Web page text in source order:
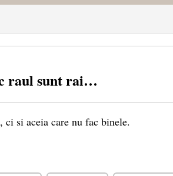
raul sunt rai…
si aceia care nu fac binele.